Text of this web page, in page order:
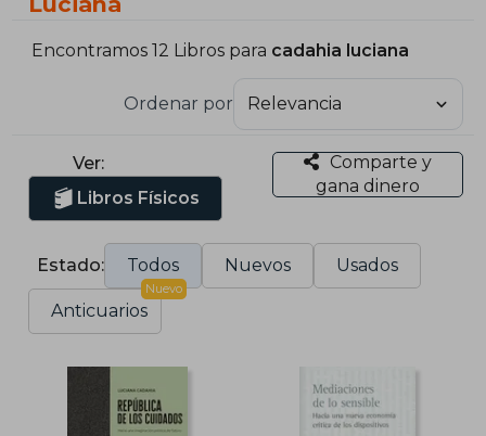
Encontramos 12 Libros para cadahia luciana
Ordenar por
Ver:
Libros Físicos
Comparte y
gana dinero
Estado: Todos Nuevos Usados
Anticuarios
Nuevo